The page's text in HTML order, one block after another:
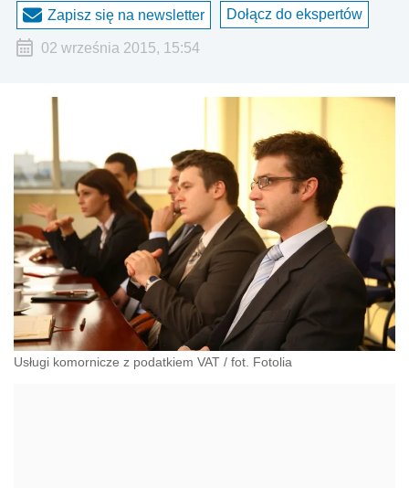
Zapisz się na newsletter Dołącz do ekspertów
02 września 2015, 15:54
Usługi komornicze z podatkiem VAT / fot. Fotolia